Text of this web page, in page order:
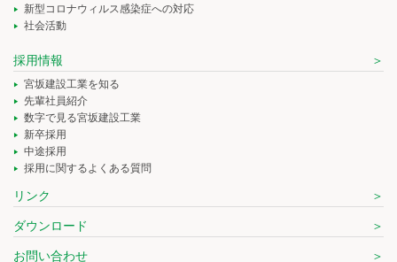
新型コロナウィルス感染症への対応
社会活動
採用情報
宮坂建設工業を知る
先輩社員紹介
数字で見る宮坂建設工業
新卒採用
中途採用
採用に関するよくある質問
リンク
ダウンロード
お問い合わせ